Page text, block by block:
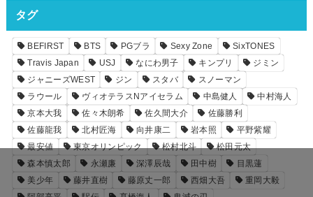
タグ
BEFIRST BTS PGブラ Sexy Zone
SixTONES
Travis Japan
USJ なにわ男子 キンプリ
ジミン
ジャニーズWEST
ジン スタバ
スノーマン
ラウール
ヴィオテラスNアイセラム 中島健人
中村海人
京本大我
佐々木朗希 佐久間大介
佐藤勝利
佐藤龍我
北村匠海 向井康二 岩本照
平野紫耀
最安値
東京オリンピック 松村北斗
松田元太
森本慎太郎
永瀬廉 深澤辰哉 田中樹
目黒蓮
美少年
藤井直樹 藤原丈一郎 西畑大吾
重岡大毅